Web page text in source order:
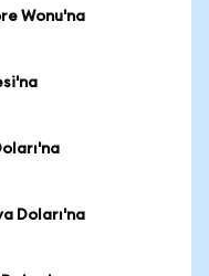
Wonu'na
Doları'na